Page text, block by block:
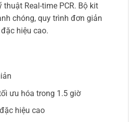
Real-time PCR. Bộ kit
chóng, quy trình đơn giản
hiệu cao.
ưu hóa trong 1.5 giờ
hiệu cao